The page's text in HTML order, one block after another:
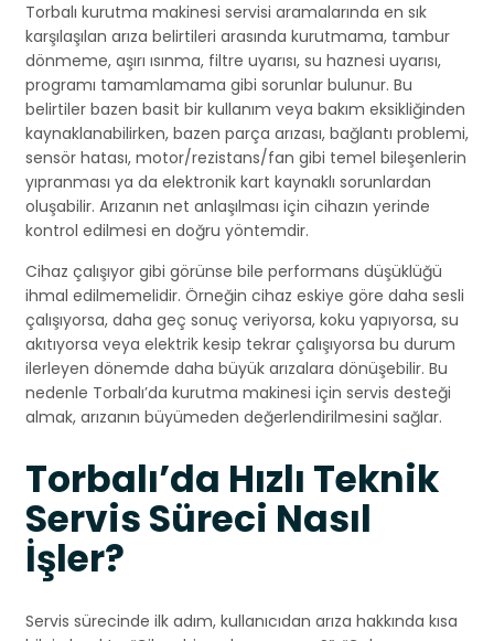
Torbalı kurutma makinesi servisi aramalarında en sık
karşılaşılan arıza belirtileri arasında kurutmama, tambur
dönmeme, aşırı ısınma, filtre uyarısı, su haznesi uyarısı,
programı tamamlamama gibi sorunlar bulunur. Bu
belirtiler bazen basit bir kullanım veya bakım eksikliğinden
kaynaklanabilirken, bazen parça arızası, bağlantı problemi,
sensör hatası, motor/rezistans/fan gibi temel bileşenlerin
yıpranması ya da elektronik kart kaynaklı sorunlardan
oluşabilir. Arızanın net anlaşılması için cihazın yerinde
kontrol edilmesi en doğru yöntemdir.
Cihaz çalışıyor gibi görünse bile performans düşüklüğü
ihmal edilmemelidir. Örneğin cihaz eskiye göre daha sesli
çalışıyorsa, daha geç sonuç veriyorsa, koku yapıyorsa, su
akıtıyorsa veya elektrik kesip tekrar çalışıyorsa bu durum
ilerleyen dönemde daha büyük arızalara dönüşebilir. Bu
nedenle Torbalı’da kurutma makinesi için servis desteği
almak, arızanın büyümeden değerlendirilmesini sağlar.
Torbalı’da Hızlı Teknik
Servis Süreci Nasıl
İşler?
Servis sürecinde ilk adım, kullanıcıdan arıza hakkında kısa